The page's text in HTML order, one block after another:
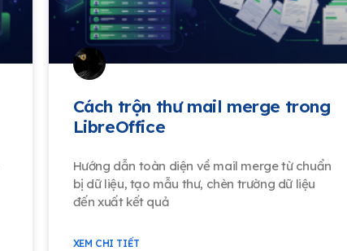
Cách trộn thư mail merge trong
LibreOffice
Hướng dẫn toàn diện về mail merge từ chuẩn
bị dữ liệu, tạo mẫu thư, chèn trường dữ liệu
đến xuất kết quả
XEM CHI TIẾT